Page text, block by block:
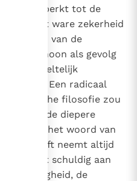
is niet beperkt tot de
kan met ware zekerheid
van de
ofschoon als gevolg
gedeeltelijk
Een radicaal
filosofie zou
bij de diepere
die in het woord van
Schrift neemt altijd
al is het schuldig aan
de